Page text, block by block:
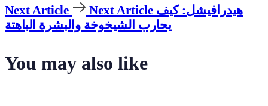
Next Article
Next Article هيدرافيشل: كيف
يحارب الشيخوخة والبشرة الباهتة
You may also like